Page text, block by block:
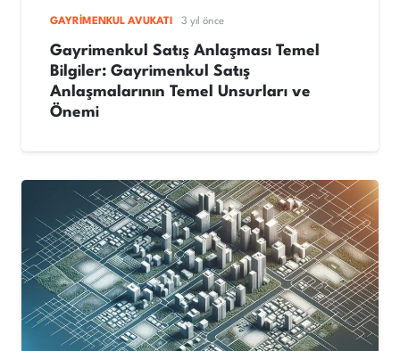
GAYRIMENKUL AVUKATI 3 yıl önce
Gayrimenkul Satış Anlaşması Temel
Bilgiler: Gayrimenkul Satış
Anlaşmalarının Temel Unsurları ve
Önemi